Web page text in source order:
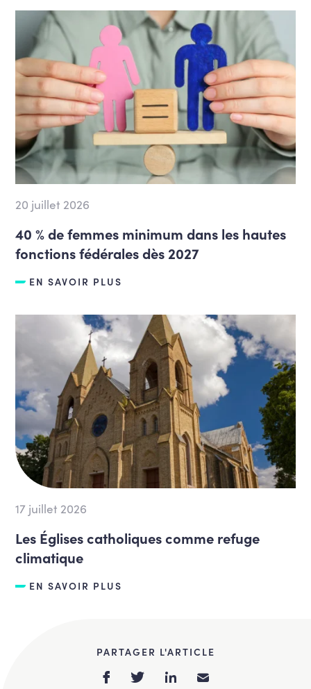
20 juillet 2026
40 % de femmes minimum dans les hautes
fonctions fédérales dès 2027
EN SAVOIR PLUS
17 juillet 2026
Les Églises catholiques comme refuge
climatique
EN SAVOIR PLUS
PARTAGER L'ARTICLE